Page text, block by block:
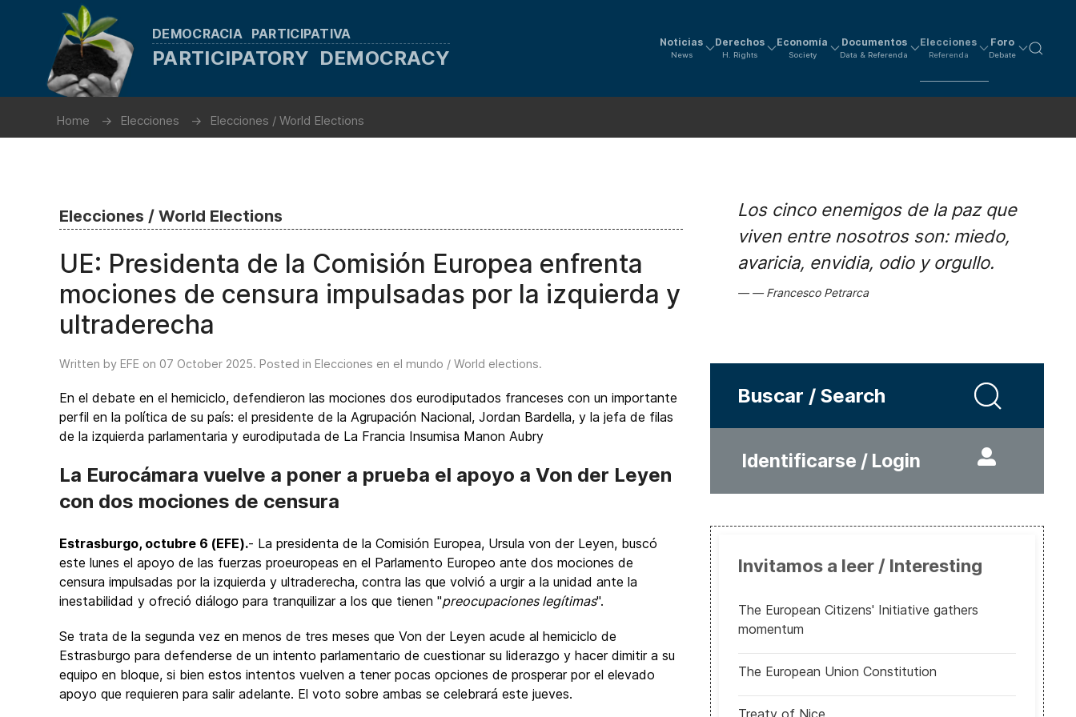
DEMOCRACIA PARTICIPATIVA
PARTICIPATORY DEMOCRACY
Noticias
News
Derechos
H. Rights
Economía
Society
Documentos
Data & Referenda
Elecciones
Referenda
Foro
Debate
Home Elecciones Elecciones / World Elections
Elecciones / World Elections
UE: Presidenta de la Comisión Europea enfrenta
mociones de censura impulsadas por la izquierda y
ultraderecha
Written by EFE on 07 October 2025. Posted in Elecciones en el mundo / World elections.
En el debate en el hemiciclo, defendieron las mociones dos eurodiputados franceses con un importante
perfil en la política de su país: el presidente de la Agrupación Nacional, Jordan Bardella, y la jefa de filas
de la izquierda parlamentaria y eurodiputada de La Francia Insumisa Manon Aubry
La Eurocámara vuelve a poner a prueba el apoyo a Von der Leyen
con dos mociones de censura
Estrasburgo, octubre 6 (EFE).- La presidenta de la Comisión Europea, Ursula von der Leyen, buscó
este lunes el apoyo de las fuerzas proeuropeas en el Parlamento Europeo ante dos mociones de
censura impulsadas por la izquierda y ultraderecha, contra las que volvió a urgir a la unidad ante la
inestabilidad y ofreció diálogo para tranquilizar a los que tienen "preocupaciones legítimas".
Se trata de la segunda vez en menos de tres meses que Von der Leyen acude al hemiciclo de
Estrasburgo para defenderse de un intento parlamentario de cuestionar su liderazgo y hacer dimitir a su
equipo en bloque, si bien estos intentos vuelven a tener pocas opciones de prosperar por el elevado
apoyo que requieren para salir adelante. El voto sobre ambas se celebrará este jueves.
Los cinco enemigos de la paz que
viven entre nosotros son: miedo,
avaricia, envidia, odio y orgullo.
Francesco Petrarca
Buscar / Search
Identificarse / Login
Invitamos a leer / Interesting
The European Citizens' Initiative gathers
momentum
The European Union Constitution
Treaty of Nice